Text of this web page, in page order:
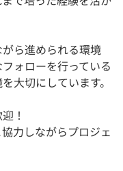
ら進められる環境
ォローを行っている
大切にしています。
！
力しながらプロジェ